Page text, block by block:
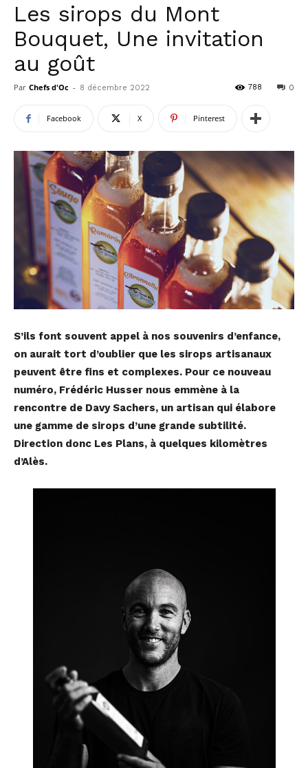
Les sirops du Mont
Bouquet, Une invitation
au goût
Par Chefs d'Oc - 8 décembre 2022 0
788
Facebook X Pinterest
S’ils font souvent appel à nos souvenirs d’enfance,
on aurait tort d’oublier que les sirops artisanaux
peuvent être fins et complexes. Pour ce nouveau
numéro, Frédéric Husser nous emmène à la
rencontre de Davy Sachers, un artisan qui élabore
une gamme de sirops d’une grande subtilité.
Direction donc Les Plans, à quelques kilomètres
d’Alès.